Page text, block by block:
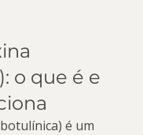
o que é e
é um